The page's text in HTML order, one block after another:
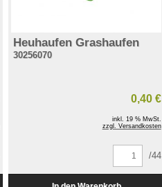
Heuhaufen Grashaufen
30256070
0,40 €
inkl. 19 % MwSt.
zzgl. Versandkosten
/44